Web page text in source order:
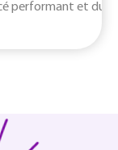
performant et